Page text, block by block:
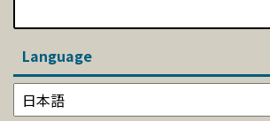
Language